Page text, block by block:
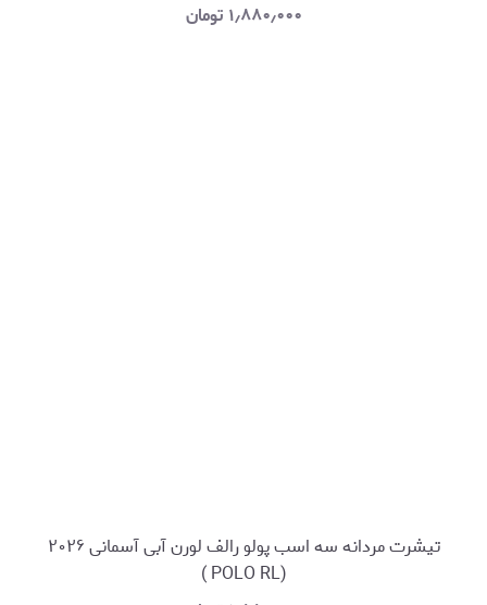
۱٫۸۸۰٫۰۰۰ تومان
تیشرت مردانه سه اسب پولو رالف لورن آبی آسمانی ۲۰۲۶
(POLO RL )